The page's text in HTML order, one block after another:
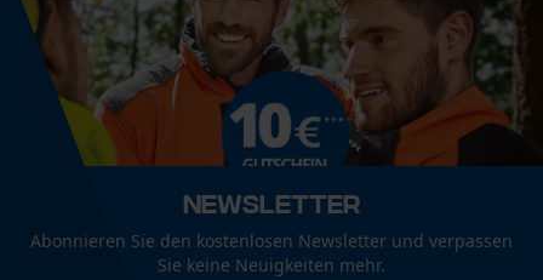
Newsletter
Abonnieren Sie den kostenlosen Newsletter und verpassen
Sie keine Neuigkeiten mehr.
Loop54 Personalization
Personalisierte Startseite
Gespeicherter Warenkorb
Geo-IP und User Detection
YouTube-Videos